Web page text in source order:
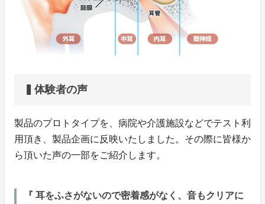
▍体験者の声
製品のプロトタイプを、病院や介護施設などでテスト利
用頂き、製品企画に反映いたしました。その際に皆様か
ら頂いた声の一部をご紹介します。
『 耳をふさがないので密着感がなく、音もクリアに